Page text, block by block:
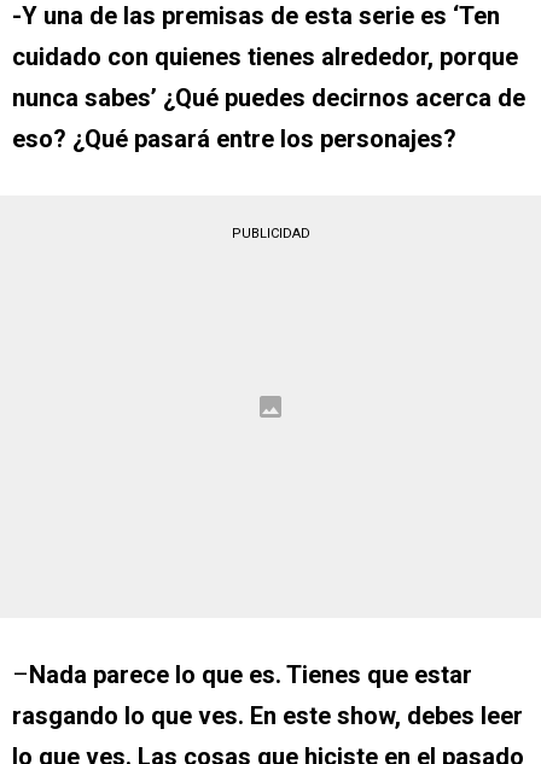
-Y una de las premisas de esta serie es ‘Ten
cuidado con quienes tienes alrededor, porque
nunca sabes’ ¿Qué puedes decirnos acerca de
eso? ¿Qué pasará entre los personajes?
PUBLICIDAD
–Nada parece lo que es. Tienes que estar
rasgando lo que ves. En este show, debes leer
lo que ves. Las cosas que hiciste en el pasado